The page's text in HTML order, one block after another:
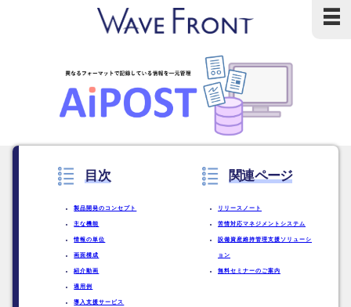
≡
目次
製品開発のコンセプト
主な機能
情報の単位
画面構成
紹介動画
適用例
導入支援サービス
関連ページ
リリースノート
苦情対応マネジメントシステム
設備資産維持管理支援ソリューシ
ョン
無料セミナーのご案内